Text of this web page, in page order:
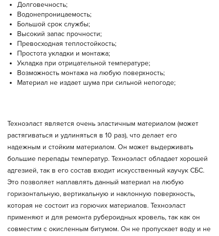
Долговечность;
Водонепроницаемость;
Большой срок службы;
Высокий запас прочности;
Превосходная теплостойкость;
Простота укладки и монтажа;
Укладка при отрицательной температуре;
Возможность монтажа на любую поверхность;
Материал не издает шума при сильной непогоде;
Техноэласт является очень эластичным материалом (может
растягиваться и удлиняться в 10 раз), что делает его
надежным и стойким материалом. Он может выдерживать
большие перепады температур. Техноэласт обладает хорошей
адгезией, так в его состав входит искусственный каучук СБС.
Это позволяет наплавлять данный материал на любую
горизонтальную, вертикальную и наклонную поверхность,
которая не состоит из горючих материалов. Техноэласт
применяют и для ремонта рубероидных кровель, так как он
совместим с окисленным битумом. Он не пропускает воду и не